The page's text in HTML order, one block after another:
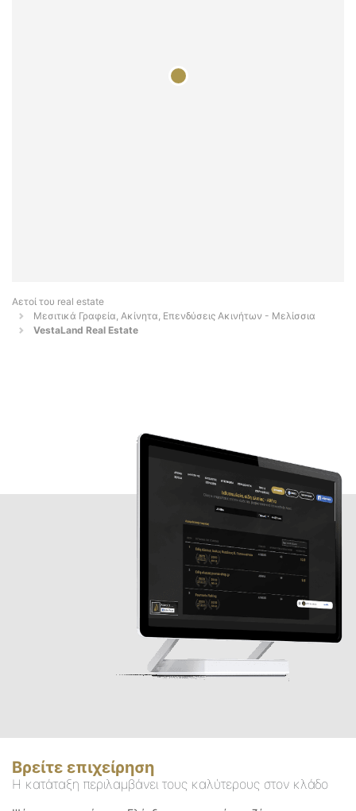
Αετοί του real estate
Μεσιτικά Γραφεία, Ακίνητα, Επενδύσεις Ακινήτων - Μελίσσια
VestaLand Real Estate
Βρείτε επιχείρηση
Η κατάταξη περιλαμβάνει τους καλύτερους στον κλάδο